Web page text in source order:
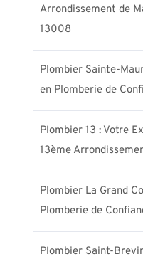
Arrondissement de
13008
Plombier Sainte-
en Plomberie de
Plombier 13 : Votre
13ème
Plombier La Grand
Plomberie de
Plombier Saint-